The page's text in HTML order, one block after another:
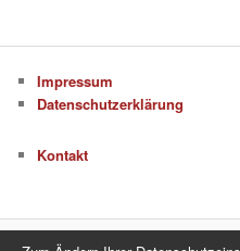
Impressum
Datenschutzerklärung
Kontakt